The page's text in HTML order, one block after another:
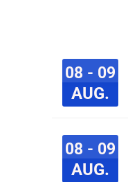
08 - 09
AUG.
08 - 09
AUG.